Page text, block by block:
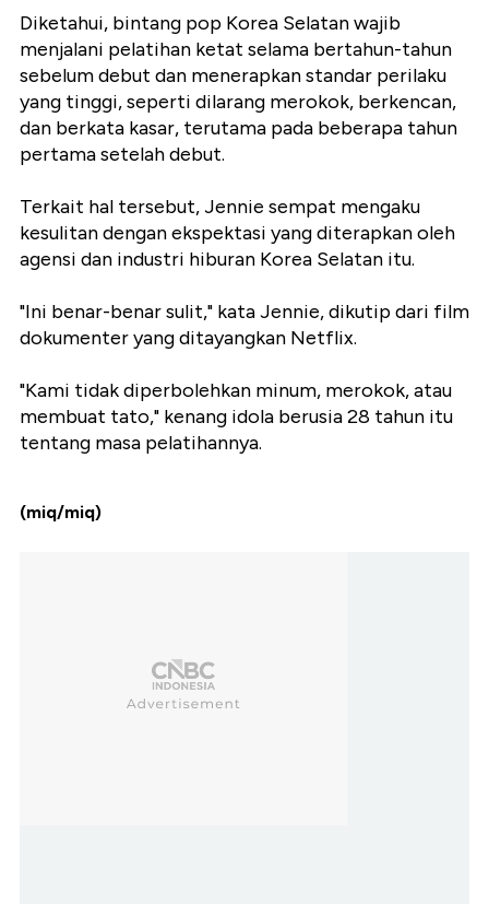
Diketahui, bintang pop Korea Selatan wajib
menjalani pelatihan ketat selama bertahun-tahun
sebelum debut dan menerapkan standar perilaku
yang tinggi, seperti dilarang merokok, berkencan,
dan berkata kasar, terutama pada beberapa tahun
pertama setelah debut.
Terkait hal tersebut, Jennie sempat mengaku
kesulitan dengan ekspektasi yang diterapkan oleh
agensi dan industri hiburan Korea Selatan itu.
"Ini benar-benar sulit," kata Jennie, dikutip dari film
dokumenter yang ditayangkan Netflix.
"Kami tidak diperbolehkan minum, merokok, atau
membuat tato," kenang idola berusia 28 tahun itu
tentang masa pelatihannya.
(miq/miq)